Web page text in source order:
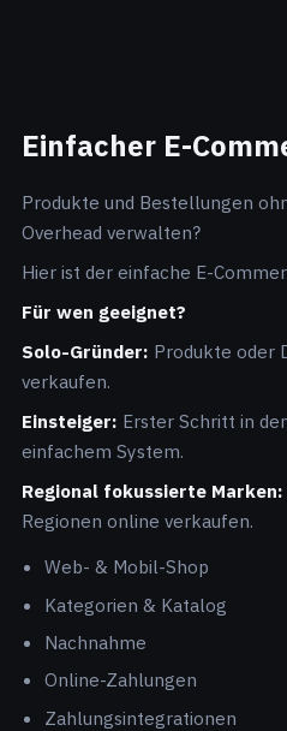
Einfacher E-
Produkte und Bestellungen
Overhead verwalten?
Hier ist der einfache E-
Für wen geeignet?
Solo-Gründer: Produkte oder
verkaufen.
Einsteiger: Erster Schritt in
einfachem System.
Regional fokussierte Marken:
Regionen online verkaufen.
Web- & Mobil-Shop
Kategorien & Katalog
Nachnahme
Online-Zahlungen
Zahlungsintegrationen